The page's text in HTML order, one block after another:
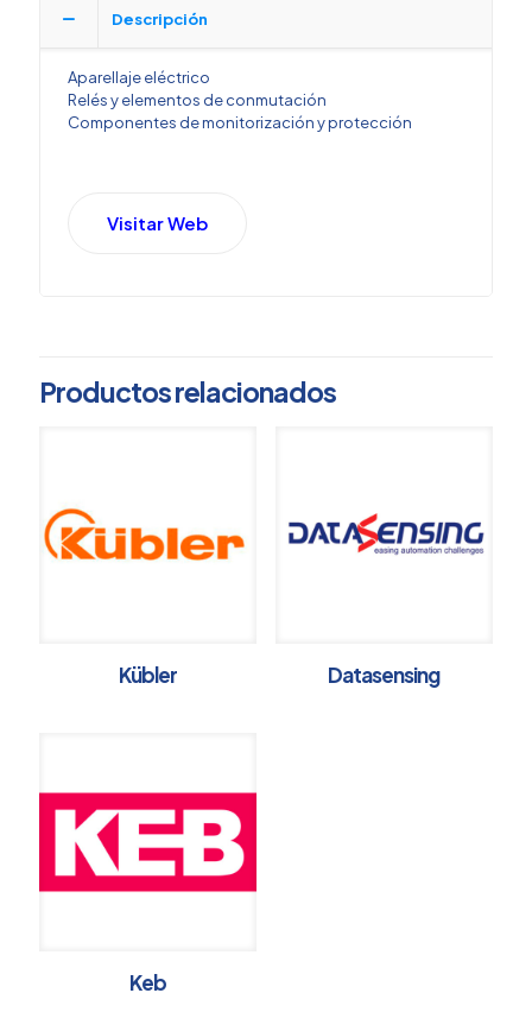
Descripción
Aparellaje eléctrico
Relés y elementos de conmutación
Componentes de monitorización y protección
Visitar Web
Productos relacionados
Kübler Datasensing
Keb